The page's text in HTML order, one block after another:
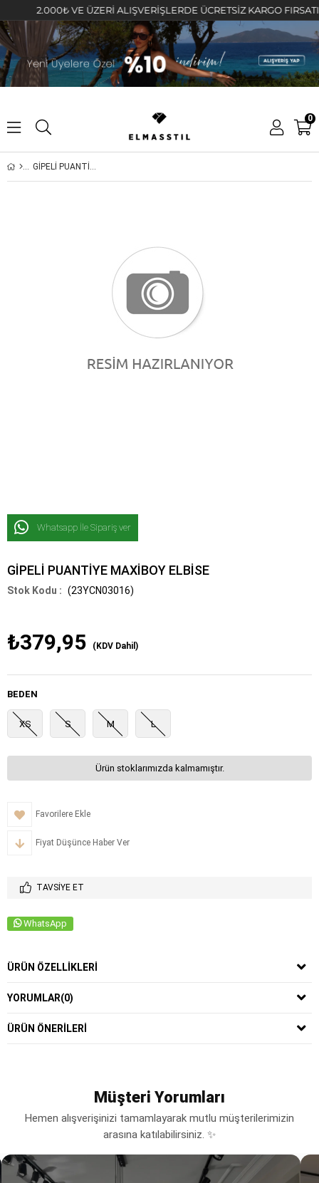
2.000₺ VE ÜZERİ ALIŞVERİŞLERDE ÜCRETSİZ KARGO FIRSATINI
0
GİPELİ PUANTİYE MAXİBOY ELBİSE
Whatsapp İle Sipariş ver
GİPELİ PUANTİYE MAXİBOY ELBİSE
(23YCN03016)
₺379,95 (KDV Dahil)
BEDEN
XS S M L
Ürün stoklarımızda kalmamıştır.
Favorilere Ekle
Fiyat Düşünce Haber Ver
TAVSIYE ET
WhatsApp
ÜRÜN ÖZELLIKLERI
YORUMLAR(0)
ÜRÜN ÖNERILERI
Müşteri Yorumları
Hemen alışverişinizi tamamlayarak mutlu müşterilerimizin
arasına katılabilirsiniz. ✨